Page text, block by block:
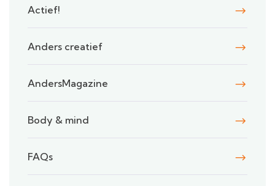
Actief!
Anders creatief
AndersMagazine
Body & mind
FAQs